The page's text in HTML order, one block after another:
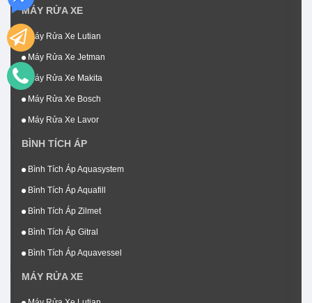
MÁY RỬA XE
Máy Rửa Xe Lutian
Máy Rửa Xe Jetman
Máy Rửa Xe Makita
Máy Rửa Xe Bosch
Máy Rửa Xe Lavor
BÌNH TÍCH ÁP
Bình Tích Áp Aquasystem
Bình Tích Áp Aquafill
Bình Tích Áp Zilmet
Bình Tích Áp Gitral
Bình Tích Áp Aquavessel
MÁY RỬA XE